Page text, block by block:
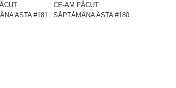
ASTA #181
CE-AM FĂCUT
SĂPTĂMÂNA ASTA #180